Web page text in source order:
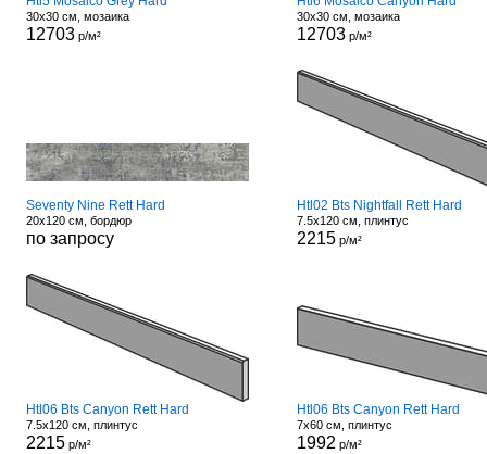
30x30 см, мозаика
12703р/м²
30x30 см, мозаика
12703р/м²
Seventy Nine Rett Hard
20x120 см, бордюр
по запросу
Htl02 Bts Nightfall Rett Hard
7.5x120 см, плинтус
2215р/м²
Htl06 Bts Canyon Rett Hard
7.5x120 см, плинтус
2215р/м²
Htl06 Bts Canyon Rett Hard
7x60 см, плинтус
1992 р/м²